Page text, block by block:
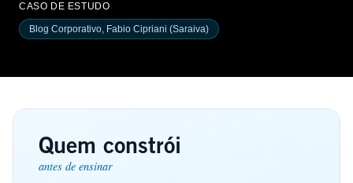
CASO DE ESTUDO
Blog Corporativo, Fabio Cipriani (Saraiva)
Quem constrói
antes de ensinar